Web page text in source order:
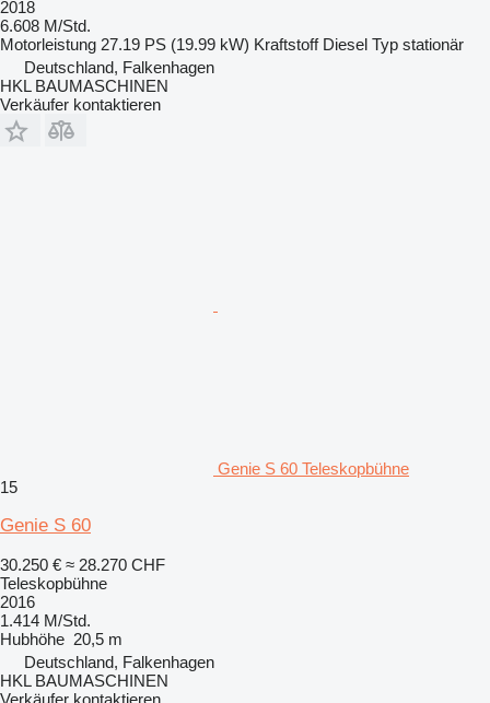
2018
6.608 M/Std.
Motorleistung 27.19 PS (19.99 kW) Kraftstoff Diesel Typ stationär
Deutschland, Falkenhagen
HKL BAUMASCHINEN
Verkäufer kontaktieren
Genie S 60 Teleskopbühne
15
Genie S 60
30.250 € ≈ 28.270 CHF
Teleskopbühne
2016
1.414 M/Std.
Hubhöhe 20,5 m
Deutschland, Falkenhagen
HKL BAUMASCHINEN
Verkäufer kontaktieren